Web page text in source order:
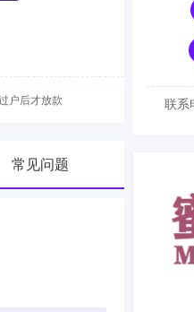
户后才放款
常见问题
联系